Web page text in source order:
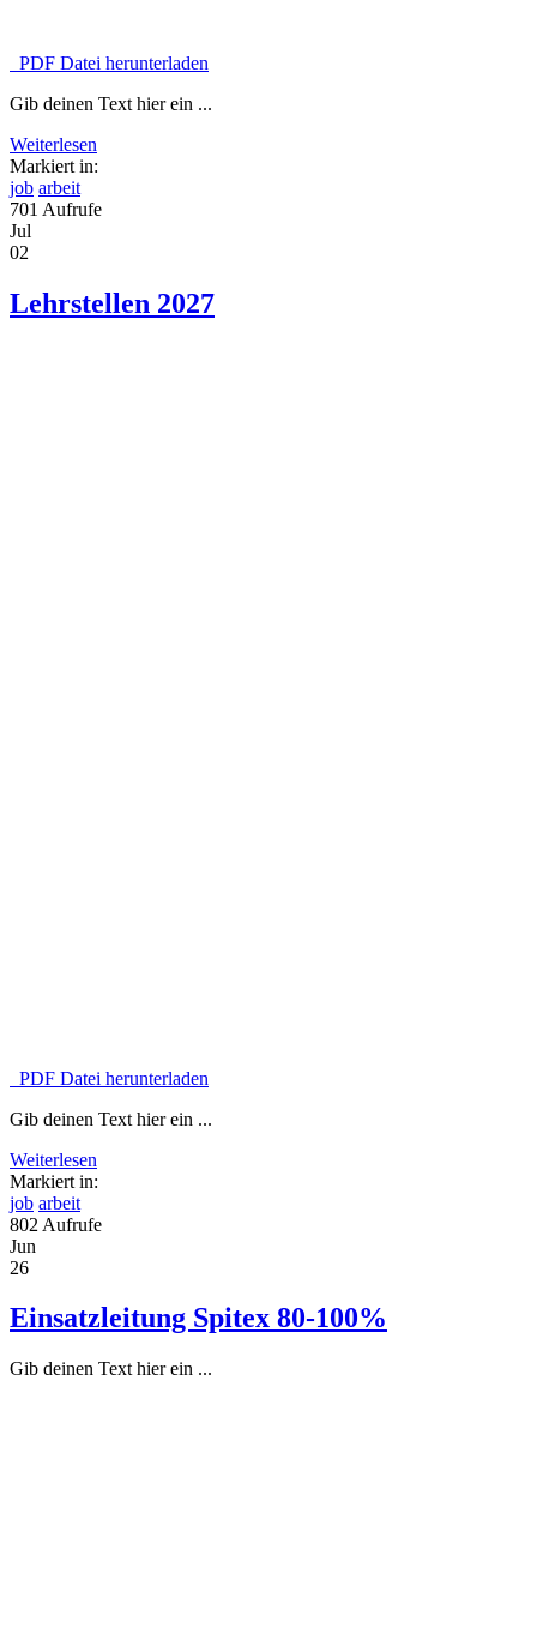
PDF Datei herunterladen
Gib deinen Text hier ein ...
Weiterlesen
Markiert in:
job arbeit
701 Aufrufe
Jul
02
Lehrstellen 2027
PDF Datei herunterladen
Gib deinen Text hier ein ...
Weiterlesen
Markiert in:
job arbeit
802 Aufrufe
Jun
26
Einsatzleitung Spitex 80-100%
Gib deinen Text hier ein ...